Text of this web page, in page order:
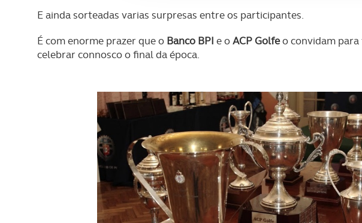
O ACP garantirá que as transferências
Realçamos que o bloqueio de certo tipo de
Consulte a política de cookies do site.
E ainda sorteadas varias surpresas entre os participantes.
É com enorme prazer que o Banco BPI e oACP Golfeo convidam para
celebrar connosco o final da época.